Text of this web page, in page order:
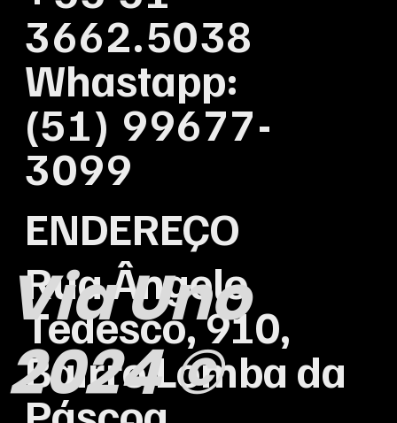
3662.5038
Whastapp:
(51) 99677-
3099
ENDEREÇO
Rua Ângelo
Tedesco, 910,
Bairro Lomba da
Via Uno
2024 ©